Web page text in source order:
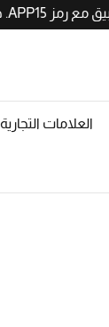
العلامات التجارية